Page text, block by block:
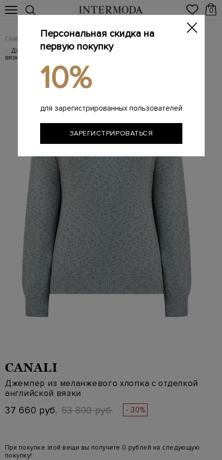
0
Главная Мужчинам / Одежда / Трикотаж
/ Джемпер из меланжевого хлопка с отделкой английской
вязки
CANALI
Джемпер из меланжевого хлопка с отделкой
английской вязки
37 660 руб. 53 800 руб. - 30%
При покупке этой вещи вы получите 0 рублей на следующую
покупку!
Персональная скидка на
первую покупку
10%
для зарегистрированных пользователей
ЗАРЕГИСТРИРОВАТЬСЯ